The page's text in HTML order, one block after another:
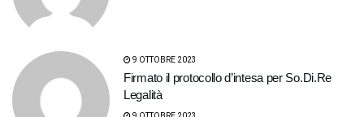
9 OTTOBRE 2023
Firmato il protocollo d’intesa per So.Di.Re
Legalità